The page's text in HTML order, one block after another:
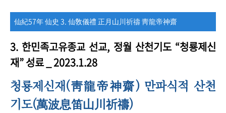
仙紀57年 仙史 3. 仙敎儀禮 正月山川祈禱 靑龍帝神齋
3. 한민족고유종교 선교, 정월 산천기도 “청룡제신
재”성료 _ 2023.1.28
청룡제신재(靑龍帝神齋) 만파식적 산천
기도(萬波息笛山川祈禱)